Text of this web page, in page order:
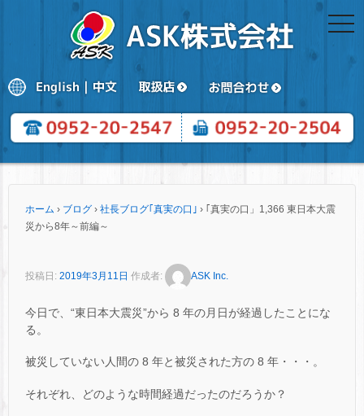
ホーム › ブログ › 社長ブログ｢真実の口｣ › ｢真実の口」1,366 東日本大震
災から8年～前編～
投稿日: 2019年3月11日 作成者: ASK Inc.
今日で、“東日本大震災”から 8 年の月日が経過したことにな
る。
被災していない人間の 8 年と被災された方の 8 年・・・。
それぞれ、どのような時間経過だったのだろうか？